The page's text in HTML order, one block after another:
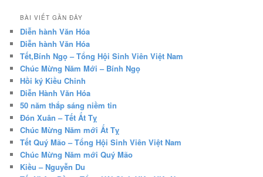
BÀI VIẾT GẦN ĐÂY
Diễn hành Văn Hóa
Diễn hành Văn Hóa
Tết,Bính Ngọ – Tổng Hội Sinh Viên Việt Nam
Chúc Mừng Năm Mới – Bính Ngọ
Hồi ký Kiều Chinh
Diễn Hành Văn Hóa
50 năm thắp sáng niềm tin
Đón Xuân – Tết Ất Tỵ
Chúc Mừng Năm mới Ất Tỵ
Tết Quý Mão – Tổng Hội Sinh Viên Việt Nam
Chúc Mừng Năm mới Quý Mão
Kiều – Nguyễn Du